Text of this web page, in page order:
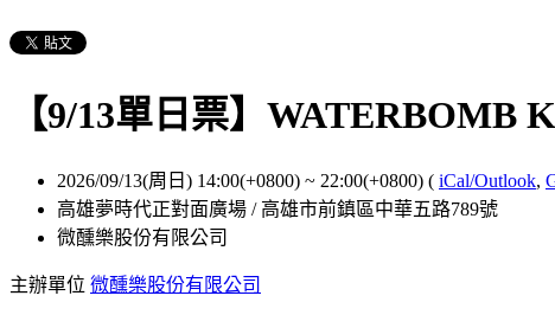
【9/13單日票】WATERBOMB
2026/09/13(周日) 14:00(+0800) ~ 22:00(+0800) ( iCal/Outlook,
高雄夢時代正對面廣場 / 高雄市前鎮區中華五路789號
微醺樂股份有限公司
主辦單位 微醺樂股份有限公司